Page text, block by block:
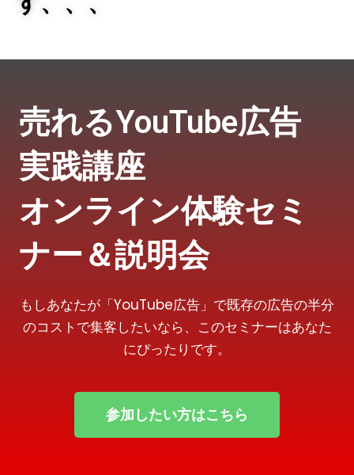
売れるYouTube広告
実践講座
オンライン体験セミ
ナー＆説明会
もしあなたが「YouTube広告」で既存の広告の半分
のコストで集客したいなら、このセミナーはあなた
にぴったりです。
参加したい方はこちら